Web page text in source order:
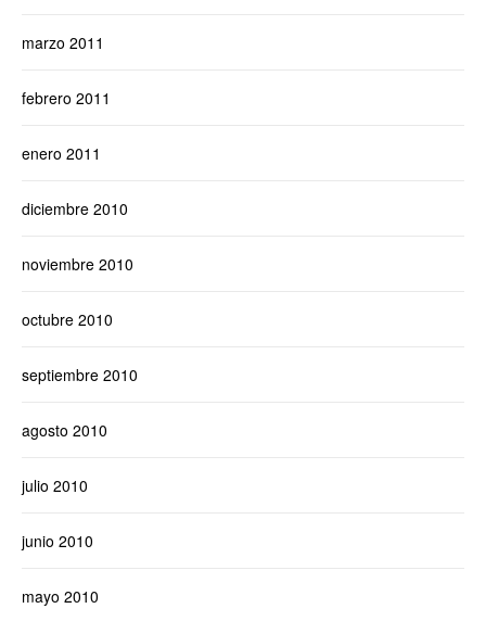
marzo 2011
febrero 2011
enero 2011
diciembre 2010
noviembre 2010
octubre 2010
septiembre 2010
agosto 2010
julio 2010
junio 2010
mayo 2010